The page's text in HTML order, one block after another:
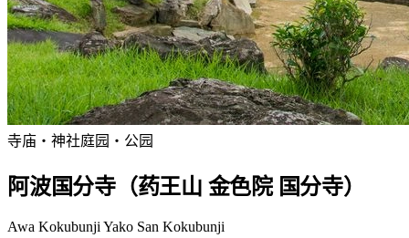
寺庙・神社庭园・公园
阿波国分寺（药王山 金色院 国分寺）
Awa Kokubunji Yako San Kokubunji